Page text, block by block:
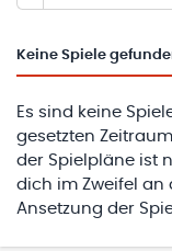
Keine Spiele
Es sind keine
gesetzten
der Spielpläne ist
dich im Zweifel an
Ansetzung der